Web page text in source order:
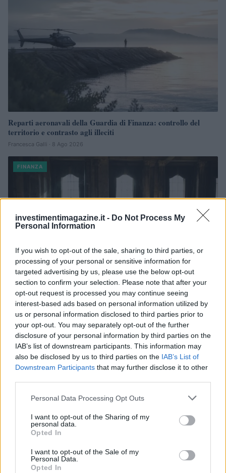
investimentimagazine.it - Do Not Process My
Personal Information
If you wish to opt-out of the sale, sharing to third parties, or
processing of your personal or sensitive information for
targeted advertising by us, please use the below opt-out
section to confirm your selection. Please note that after your
opt-out request is processed you may continue seeing
interest-based ads based on personal information utilized by
us or personal information disclosed to third parties prior to
your opt-out. You may separately opt-out of the further
disclosure of your personal information by third parties on the
IAB’s list of downstream participants. This information may
also be disclosed by us to third parties on the IAB’s List of
Downstream Participants that may further disclose it to other
Please note that this website/app uses one or more Google
not limited to your visit or usage behaviour. You may click to
grant or deny consent to Google and its third-party tags to
use your data for below specified purposes in below Google
consent section.
Personal Data Processing Opt Outs
I want to opt-out of the Sharing of my
personal data.
Opted In
I want to opt-out of the Sale of my
Personal Data.
Opted In
Reparti aeronavali della Guardia di Finanza: controllo del
territorio e contrasto agli illeciti
Francesca Galli · 8 Ago 2026
FINANZA
Governo e opposizione in contrasto: le accuse di Conte sulle
mascherine contraffatte
Francesca Galli · 7 Ago 2026